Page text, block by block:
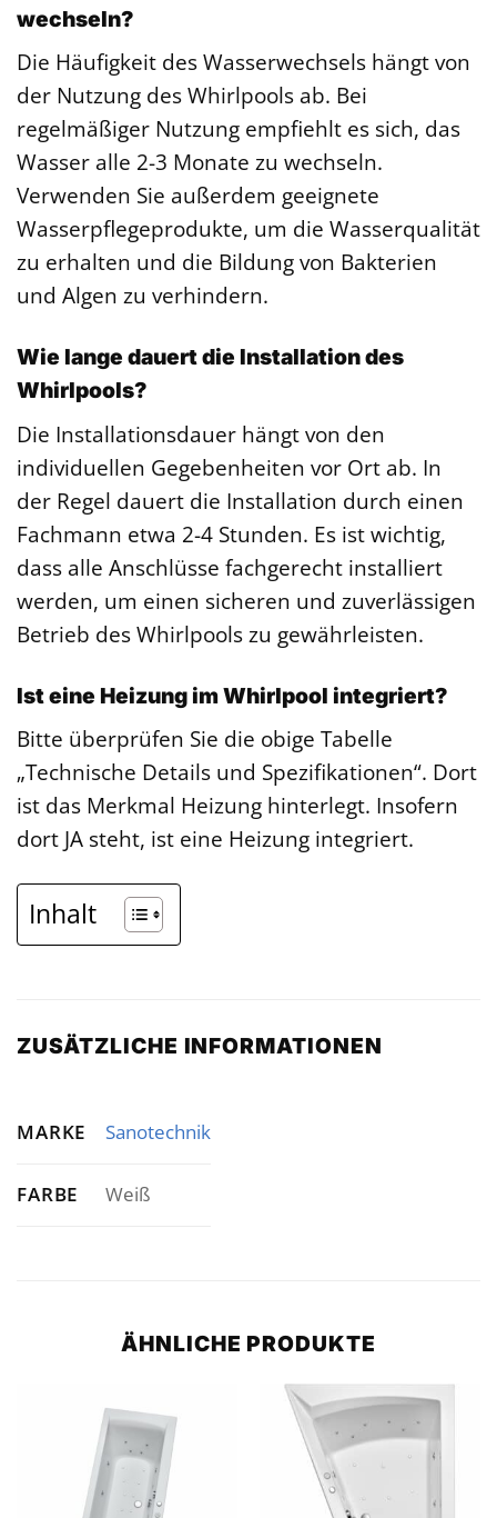
wechseln?
Die Häufigkeit des Wasserwechsels hängt von
der Nutzung des Whirlpools ab. Bei
regelmäßiger Nutzung empfiehlt es sich, das
Wasser alle 2-3 Monate zu wechseln.
Verwenden Sie außerdem geeignete
Wasserpflegeprodukte, um die Wasserqualität
zu erhalten und die Bildung von Bakterien
und Algen zu verhindern.
Wie lange dauert die Installation des
Whirlpools?
Die Installationsdauer hängt von den
individuellen Gegebenheiten vor Ort ab. In
der Regel dauert die Installation durch einen
Fachmann etwa 2-4 Stunden. Es ist wichtig,
dass alle Anschlüsse fachgerecht installiert
werden, um einen sicheren und zuverlässigen
Betrieb des Whirlpools zu gewährleisten.
Ist eine Heizung im Whirlpool integriert?
Bitte überprüfen Sie die obige Tabelle
„Technische Details und Spezifikationen“. Dort
ist das Merkmal Heizung hinterlegt. Insofern
dort JA steht, ist eine Heizung integriert.
Inhalt
ZUSÄTZLICHE INFORMATIONEN
MARKE Sanotechnik
FARBE Weiß
ÄHNLICHE PRODUKTE